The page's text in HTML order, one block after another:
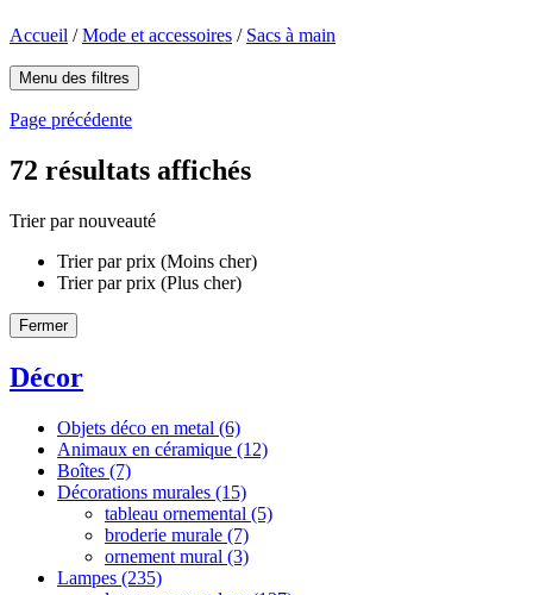
Accueil /Mode et accessoires / Sacs à main
Menu des filtres
Page précédente
72 résultats affichés
Trier par nouveauté
Trier par prix (Moins cher)
Trier par prix (Plus cher)
Fermer
Décor
Objets déco en metal (6)
Animaux en céramique (12)
Boîtes (7)
Décorations murales (15)
tableau ornemental (5)
broderie murale (7)
ornement mural (3)
Lampes (235)